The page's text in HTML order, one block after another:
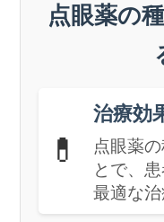
点眼薬の
💊
治療効
点眼薬
とで、
最適な治